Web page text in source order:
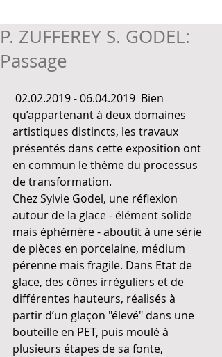
P. ZUFFEREY S. GODEL:
Passage
qu’appartenant à deux domaines
artistiques distincts, les travaux
présentés dans cette exposition ont
en commun le thème du processus
de transformation.
Chez Sylvie Godel, une réflexion
autour de la glace - élément solide
mais éphémère - aboutit à une série
de pièces en porcelaine, médium
pérenne mais fragile. Dans Etat de
glace, des cônes irréguliers et de
différentes hauteurs, réalisés à
partir d’un glaçon "élevé" dans une
bouteille en PET, puis moulé à
plusieurs étapes de sa fonte,